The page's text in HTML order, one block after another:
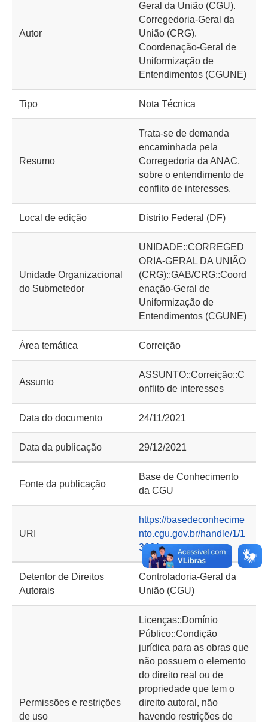
Autor
Geral da União (CGU).
Corregedoria-Geral da
União (CRG).
Coordenação-Geral de
Uniformização de
Entendimentos (CGUNE)
Tipo Nota Técnica
Resumo
Trata-se de demanda
encaminhada pela
Corregedoria da ANAC,
sobre o entendimento de
conflito de interesses.
Local de edição Distrito Federal (DF)
Unidade Organizacional
do Submetedor
UNIDADE::CORREGED
ORIA-GERAL DA UNIÃO
(CRG)::GAB/CRG::Coord
enação-Geral de
Uniformização de
Entendimentos (CGUNE)
Área temática Correição
Assunto
ASSUNTO::Correição::C
onflito de interesses
Data do documento 24/11/2021
Data da publicação 29/12/2021
Fonte da publicação
Base de Conhecimento
da CGU
URI
https://basedeconhecime
nto.cgu.gov.br/handle/1/1
3661
Detentor de Direitos
Autorais
Controladoria-Geral da
União (CGU)
Permissões e restrições
de uso
Licenças::Domínio
Público::Condição
jurídica para as obras que
não possuem o elemento
do direito real ou de
propriedade que tem o
direito autoral, não
havendo restrições de